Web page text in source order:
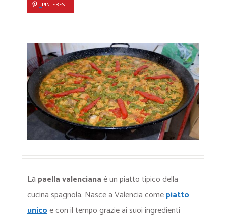
PINTEREST
La paella valencianaè un piatto tipico della
cucina spagnola. Nasce a Valencia comepiatto
unicoe con il tempo grazie ai suoi ingredienti